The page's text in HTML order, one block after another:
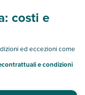
costi e
ed eccezioni come
e condizioni